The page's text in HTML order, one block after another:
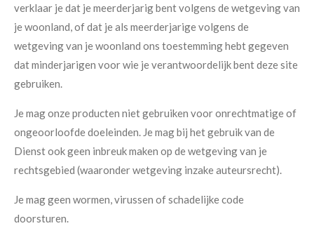
verklaar je dat je meerderjarig bent volgens de wetgeving van
je woonland, of dat je als meerderjarige volgens de
wetgeving van je woonland ons toestemming hebt gegeven
dat minderjarigen voor wie je verantwoordelijk bent deze site
gebruiken.
Je mag onze producten niet gebruiken voor onrechtmatige of
ongeoorloofde doeleinden. Je mag bij het gebruik van de
Dienst ook geen inbreuk maken op de wetgeving van je
rechtsgebied (waaronder wetgeving inzake auteursrecht).
Je mag geen wormen, virussen of schadelijke code
doorsturen.